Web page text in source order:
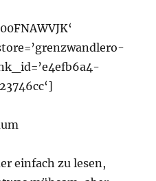
einfach zu lesen,